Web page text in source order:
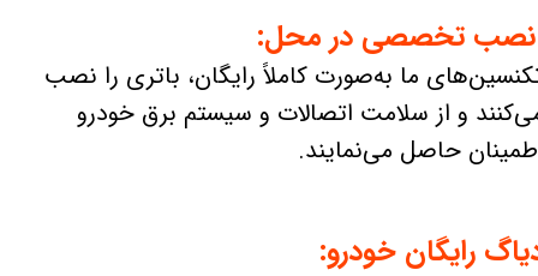
ما به‌صورت کاملاً رایگان، باتری را نصب
و از سلامت اتصالات و سیستم برق خودرو
حاصل می‌نمایند.
تخصصی در محل:
رایگان خودرو: